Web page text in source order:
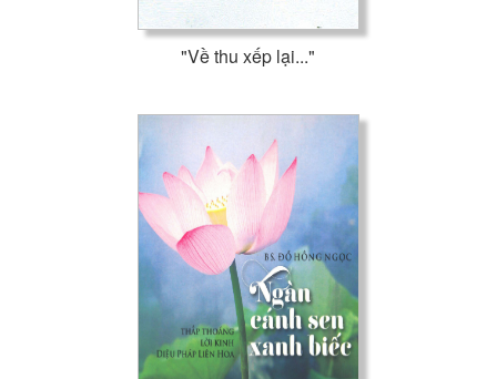
"Về thu xếp lại..."